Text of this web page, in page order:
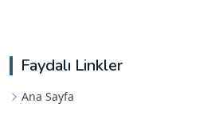
Faydalı Linkler
Ana Sayfa